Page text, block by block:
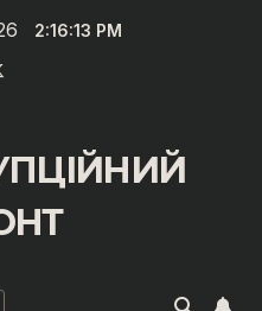
2:16:14 PM